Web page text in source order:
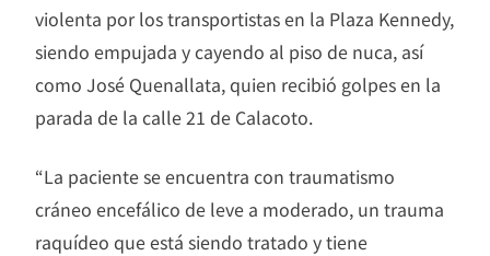
violenta por los transportistas en la Plaza Kennedy,
siendo empujada y cayendo al piso de nuca, así
como José Quenallata, quien recibió golpes en la
parada de la calle 21 de Calacoto.
“La paciente se encuentra con traumatismo
cráneo encefálico de leve a moderado, un trauma
raquídeo que está siendo tratado y tiene